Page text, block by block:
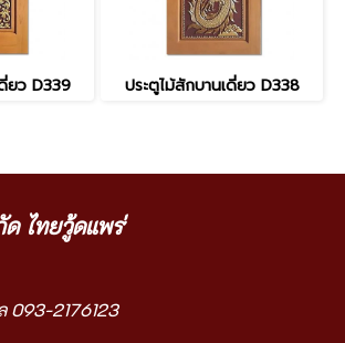
ยว D339 ประตูไม้สักบานเดี่ยว D338
ไทยวู้ดแพร่
093-2176123